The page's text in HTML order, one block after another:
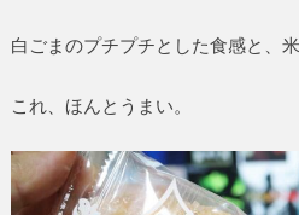
白ごまのプチプチとした食感と、
これ、ほんとうまい。